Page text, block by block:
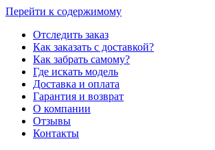
Перейти к содержимому
Отследить заказ
Как заказать с доставкой?
Как забрать самому?
Где искать модель
Доставка и оплата
Гарантия и возврат
О компании
Отзывы
Контакты